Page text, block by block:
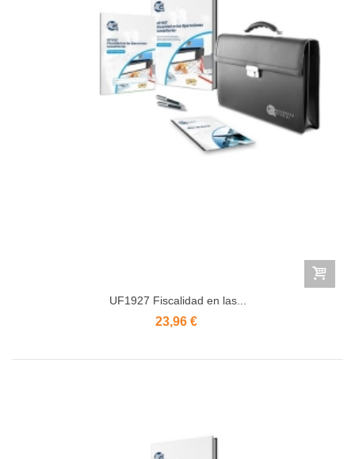
UF1927 Fiscalidad en las...
23,96 €